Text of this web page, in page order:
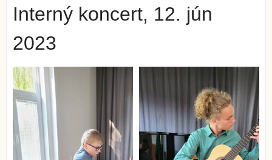
Interný koncert, 12. jún
2023